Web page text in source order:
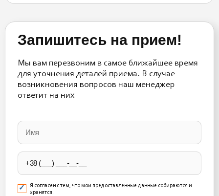
Запишитесь на прием!
Мы вам перезвоним в самое ближайшее время
для уточнения деталей приема. В случае
возникновения вопросов наш менеджер
ответит на них
leave
this
field
empty.
Я согласен с тем, что мои предоставленные данные собираются и
хранятся.